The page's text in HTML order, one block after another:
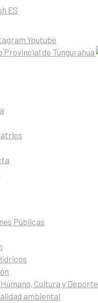
ES
Youtube
Públicas
Cultura y Deporte
ambiental